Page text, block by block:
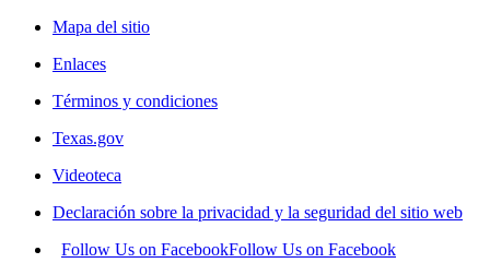
Mapa del sitio
Enlaces
Términos y condiciones
Texas.gov
Videoteca
Declaración sobre la privacidad y la seguridad del sitio web
Follow Us on FacebookFollow Us on Facebook